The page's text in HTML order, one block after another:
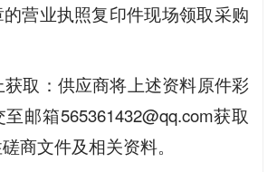
营业执照复印件现场领取采购
获取：供应商将上述资料原件彩
邮箱565361432@qq.com获取
商文件及相关资料。